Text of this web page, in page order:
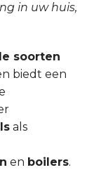
in uw huis,
soorten
biedt een
als
en boilers.